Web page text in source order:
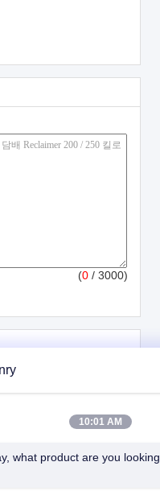
(0 / 3000)
고속 담배 리클레이
10:01 AM
what product are you looking